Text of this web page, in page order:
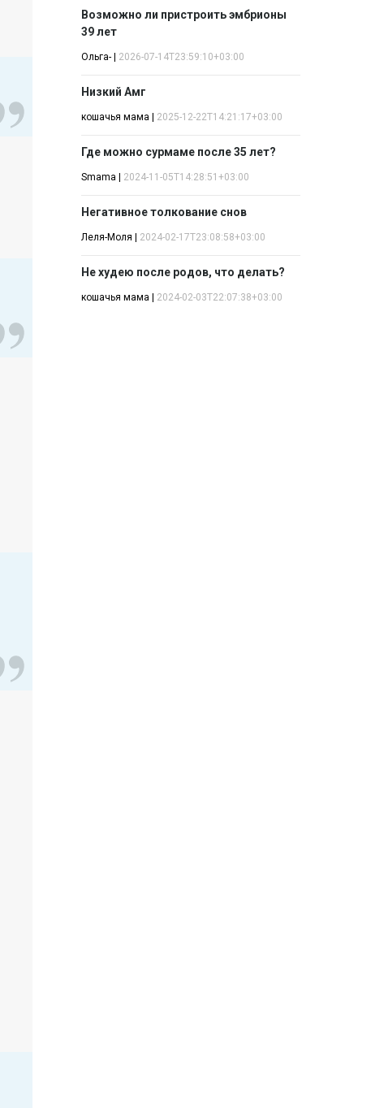
Возможно ли пристроить эмбрионы
39 лет
Ольга- 2026-07-14T23:59:10+03:00
Низкий Амг
кошачья мама 2025-12-22T14:21:17+03:00
Где можно сурмаме после 35 лет?
Smama 2024-11-05T14:28:51+03:00
Негативное толкование снов
Леля-Моля 2024-02-17T23:08:58+03:00
Не худею после родов, что делать?
кошачья мама 2024-02-03T22:07:38+03:00